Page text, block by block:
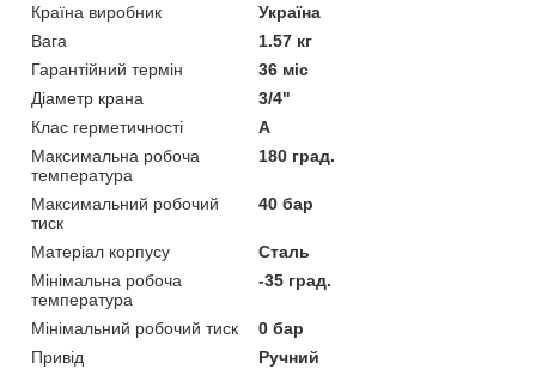
Країна виробник
Україна
Вага
1.57 кг
Гарантійний термін
36 міс
Діаметр крана
3/4"
Клас герметичності
А
Максимальна робоча
температура
180 град.
Максимальний робочий
тиск
40 бар
Матеріал корпусу
Сталь
Мінімальна робоча
температура
-35 град.
Мінімальний робочий тиск
0 бар
Привід
Ручний